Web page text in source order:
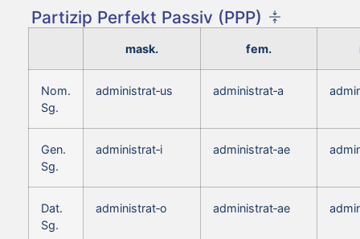
Partizip Perfekt Passiv (PPP)
mask. fem.
Nom.
Sg.
administrat‑us administrat‑a
Gen.
Sg.
administrat‑i administrat‑ae
Dat.
Sg.
administrat‑o administrat‑ae